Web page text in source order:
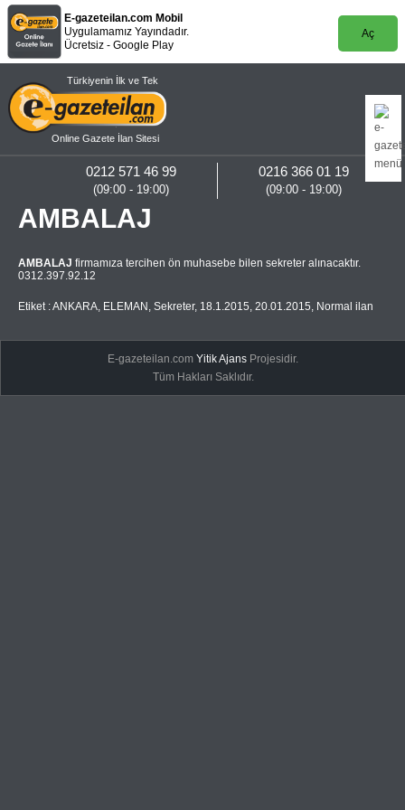
E-gazeteilan.com Mobil
Uygulamamız Yayındadır.
Ücretsiz - Google Play
Aç
Türkiyenin İlk ve Tek
Online Gazete İlan Sitesi
0216 366 01 19
(09:00 - 19:00)
0212 571 46 99
(09:00 - 19:00)
AMBALAJ
AMBALAJ firmamıza tercihen ön muhasebe bilen sekreter alınacaktır.
0312.397.92.12
Etiket :ANKARA, ELEMAN , Sekreter, 18.1.2015, 20.01.2015, Normal ilan
E-gazeteilan.comYitik Ajans Projesidir.
Tüm Hakları Saklıdır.